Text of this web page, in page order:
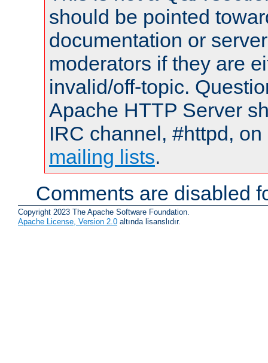
should be pointed
documentation or
moderators if they are
invalid/off-topic.
Apache HTTP Server
IRC channel, #httpd,
mailing lists.
Comments are disabled
Copyright 2023 The Apache Software Foundation.
Apache License, Version 2.0 altında lisanslıdır.